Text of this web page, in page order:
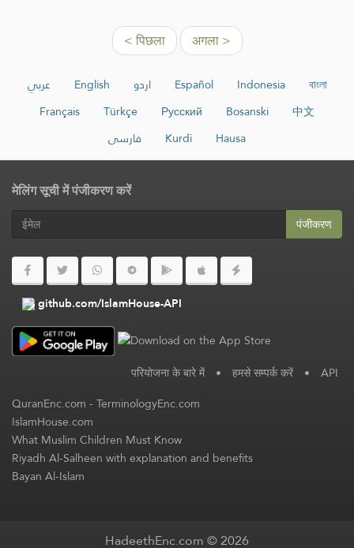
< पिछला अगला >
عربي English اردو Español Indonesia
বাংলা
Français
Türkçe Русский Bosanski
中文
فارسی
Kurdî Hausa
मेलिंग सूची में पंजीकरण करें
पंजीकरण
github.com/IslamHouse-API
परियोजना के बारे में • हमसे सम्पर्क करें • API
QuranEnc.com-TerminologyEnc.com
IslamHouse.com
What Muslim Children Must Know
Riyadh Al-Salheen with explanation and benefits
Bayan Al-Islam
HadeethEnc.com © 2026